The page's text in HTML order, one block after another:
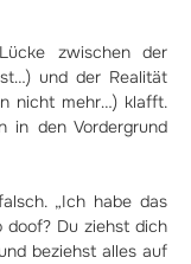
zwischen der
und der Realität
nicht mehr…) klafft.
in den Vordergrund
„Ich habe das
doof? Du ziehst dich
beziehst alles auf